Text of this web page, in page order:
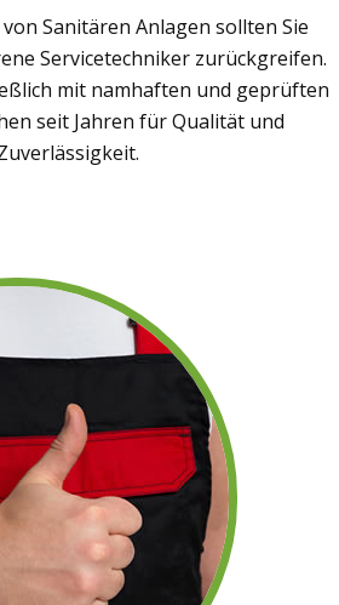
Sanitären Anlagen sollten Sie
Servicetechniker zurückgreifen.
mit namhaften und geprüften
seit Jahren für Qualität und